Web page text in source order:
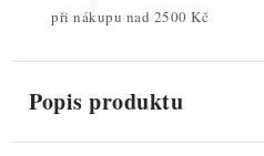
při nákupu nad 2500 Kč
Popis produktu